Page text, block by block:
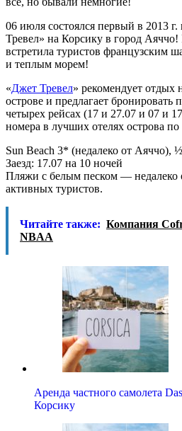
06 июля состоялся первый в 2013
Тревел» на Корсику в город
встретила туристов французским
и теплым морем!
«Джет Тревел» рекомендует отдых
острове и предлагает бронировать
четырех рейсах (17 и 27.07 и 07 и
номера в лучших отелях острова
Sun Beach 3* (недалеко от
Заезд: 17.07 на 10 ночей
Пляжи с белым песком — недалеко
активных туристов.
Читайте также: Компания
NBAA
Аренда частного самолета
Корсику